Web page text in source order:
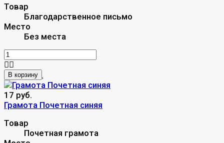
Товар
Благодарственное письмо
Место
Без места
В корзину
17 руб.
Грамота Почетная синяя
Товар
Почетная грамота